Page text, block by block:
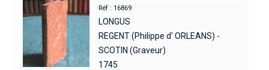
Réf : 16869
LONGUS
REGENT (Philippe d' ORLEANS) -
SCOTIN (Graveur)
1745